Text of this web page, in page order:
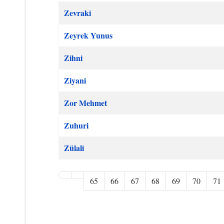
Zevraki
Zeyrek Yunus
Zihni
Ziyani
Zor Mehmet
Zuhuri
Zülali
65 66 67 68 69 70 71